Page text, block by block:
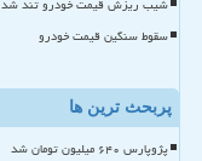
شیب ریزش قیمت خودرو تند شد
سقوط سنگین قیمت خودرو
پربحث ترین ها
پژوپارس ۶۴۰ میلیون تومان شد